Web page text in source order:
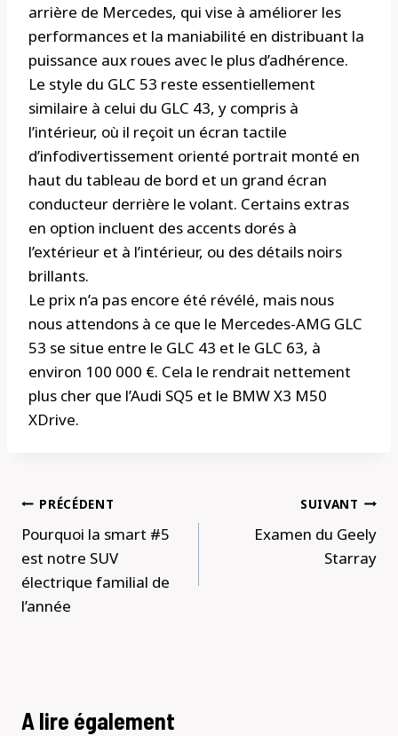
arrière de Mercedes, qui vise à améliorer les
performances et la maniabilité en distribuant la
puissance aux roues avec le plus d’adhérence.
Le style du GLC 53 reste essentiellement
similaire à celui du GLC 43, y compris à
l’intérieur, où il reçoit un écran tactile
d’infodivertissement orienté portrait monté en
haut du tableau de bord et un grand écran
conducteur derrière le volant. Certains extras
en option incluent des accents dorés à
l’extérieur et à l’intérieur, ou des détails noirs
brillants.
Le prix n’a pas encore été révélé, mais nous
nous attendons à ce que le Mercedes-AMG GLC
53 se situe entre le GLC 43 et le GLC 63, à
environ 100 000 €. Cela le rendrait nettement
plus cher que l’Audi SQ5 et le BMW X3 M50
XDrive.
Navigation
de
l’article
PRÉCÉDENT
Pourquoi la smart #5
est notre SUV
électrique familial de
l’année
SUIVANT
Examen du Geely
Starray
A lire également